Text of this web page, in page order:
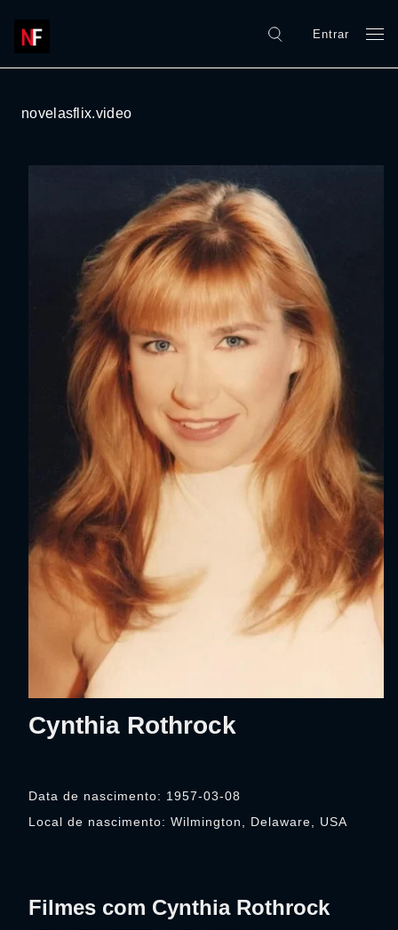
Entrar
novelasflix.video
Cynthia Rothrock
Data de nascimento: 1957-03-08
Local de nascimento: Wilmington, Delaware, USA
Filmes com Cynthia Rothrock